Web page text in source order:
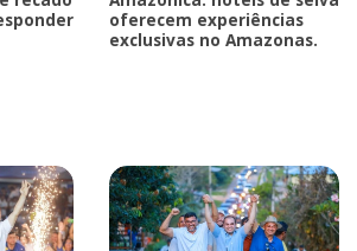
oferecem experiências
exclusivas no Amazonas.